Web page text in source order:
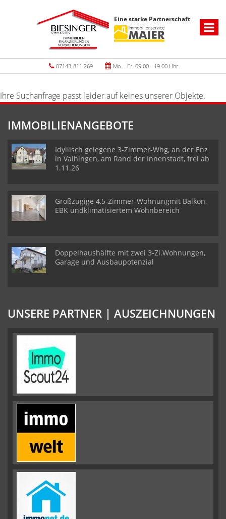
Eine starke Partnerschaft
07143-811 269 Mo. - Fr. 09.00 - 19.00 Uhr
Ihre Suchanfrage passt leider auf keines unserer Objekte.
IMMOBILIENANGEBOTE
Idyllisch gelegene 3-Zimmer-Whg, an der Enz
in Vaihingen, am Rand der Innenstadt, frei ab
1.11.26
Großzügige 4,5-Zimmer-Wohnungmit Balkon,
EBK undklimatisiertem Wohnbereich
Doppelhaushälfte mit zwei 3-Zi.Wohnungen,
Garage und Ausbaupotenzial
UNSERE PARTNER | AUSZEICHNUNGEN